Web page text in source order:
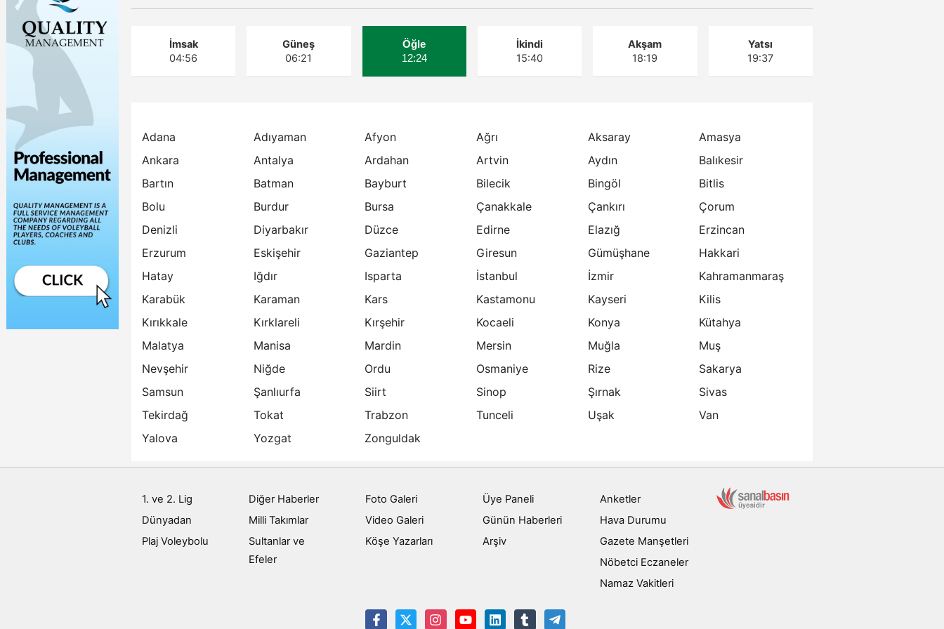
İmsak
04:56
Güneş
06:21
Öğle
12:24
İkindi
15:40
Akşam
18:19
Yatsı
19:37
Adana Adıyaman Afyon Ağrı Aksaray
Amasya
Ankara
Antalya Ardahan Artvin Aydın
Balıkesir
Bartın
Batman Bayburt Bilecik Bingöl
Bitlis
Bolu
Burdur Bursa Çanakkale Çankırı
Çorum
Denizli
Diyarbakır Düzce Edirne Elazığ
Erzincan
Erzurum
Eskişehir Gaziantep Giresun Gümüşhane
Hakkari
Hatay
Iğdır Isparta İstanbul İzmir
Kahramanmaraş
Karabük
Karaman Kars Kastamonu Kayseri
Kilis
Kırıkkale
Kırklareli Kırşehir Kocaeli Konya
Kütahya
Malatya
Manisa Mardin Mersin Muğla
Muş
Nevşehir
Niğde Ordu Osmaniye Rize
Sakarya
Samsun
Şanlıurfa Siirt Sinop Şırnak
Sivas
Tekirdağ
Tokat Trabzon Tunceli Uşak
Van
Yalova
Yozgat Zonguldak
1. ve 2. Lig
Diğer Haberler
Dünyadan
Milli Takımlar
Plaj Voleybolu
Sultanlar ve
Efeler
Foto Galeri
Video Galeri
Köşe Yazarları
Üye Paneli
Günün Haberleri
Arşiv
Anketler
Hava Durumu
Gazete Manşetleri
Nöbetci Eczaneler
Namaz Vakitleri